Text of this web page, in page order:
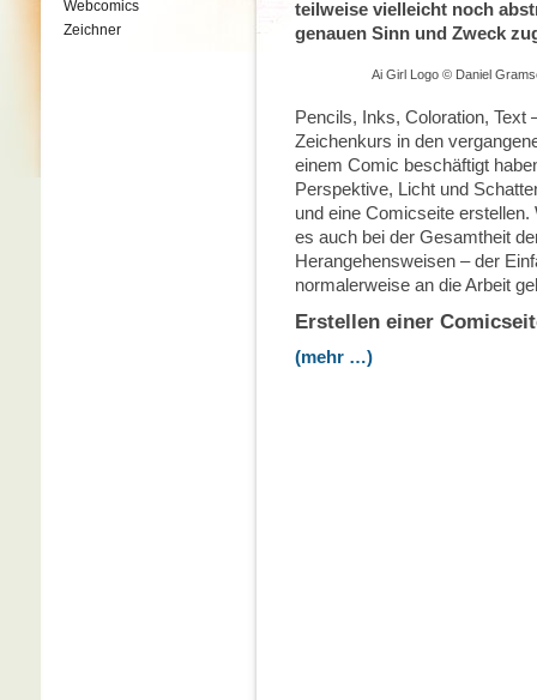
Webcomics
Zeichner
teilweise vielleicht noch
genauen Sinn und Zweck
Ai Girl Logo © Daniel
Pencils, Inks, Coloration,
Zeichenkurs in den
einem Comic beschäftigt
Perspektive, Licht und
und eine Comicseite
es auch bei der Gesamtheit
Herangehensweisen – der
normalerweise an die Arbeit
Erstellen einer
(mehr …)